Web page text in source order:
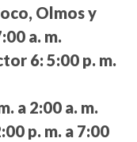
Olmos y
a. m.
6: 5:00 p. m.
a 2:00 a. m.
p. m. a 7:00